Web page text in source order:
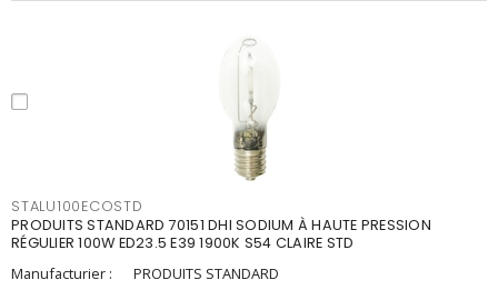
STALU100ECOSTD
PRODUITS STANDARD 70151 DHI SODIUM À HAUTE PRESSION
RÉGULIER 100W ED23.5 E39 1900K S54 CLAIRE STD
Manufacturier :
PRODUITS STANDARD